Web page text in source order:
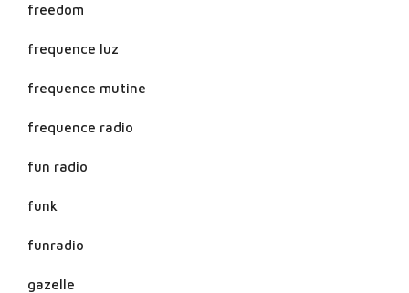
freedom
frequence luz
frequence mutine
frequence radio
fun radio
funk
funradio
gazelle